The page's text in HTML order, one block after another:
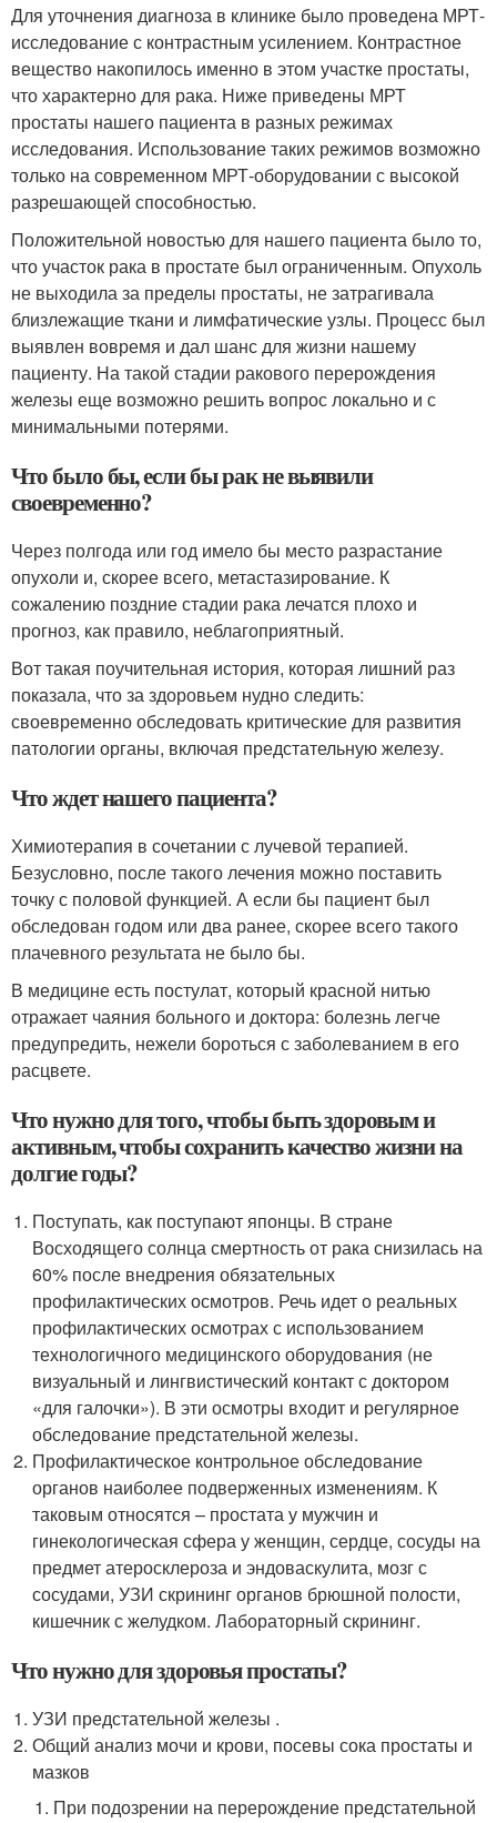
Для уточнения диагноза в клинике было проведена МРТ-
исследование с контрастным усилением. Контрастное
вещество накопилось именно в этом участке простаты,
что характерно для рака. Ниже приведены МРТ
простаты нашего пациента в разных режимах
исследования. Использование таких режимов возможно
только на современном МРТ-оборудовании с высокой
разрешающей способностью.
Положительной новостью для нашего пациента было то,
что участок рака в простате был ограниченным. Опухоль
не выходила за пределы простаты, не затрагивала
близлежащие ткани и лимфатические узлы. Процесс был
выявлен вовремя и дал шанс для жизни нашему
пациенту. На такой стадии ракового перерождения
железы еще возможно решить вопрос локально и с
минимальными потерями.
Что было бы, если бы рак не выявили
своевременно?
Через полгода или год имело бы место разрастание
опухоли и, скорее всего, метастазирование. К
сожалению поздние стадии рака лечатся плохо и
прогноз, как правило, неблагоприятный.
Вот такая поучительная история, которая лишний раз
показала, что за здоровьем нудно следить:
своевременно обследовать критические для развития
патологии органы, включая предстательную железу.
Что ждет нашего пациента?
Химиотерапия в сочетании с лучевой терапией.
Безусловно, после такого лечения можно поставить
точку с половой функцией. А если бы пациент был
обследован годом или два ранее, скорее всего такого
плачевного результата не было бы.
В медицине есть постулат, который красной нитью
отражает чаяния больного и доктора: болезнь легче
предупредить, нежели бороться с заболеванием в его
расцвете.
Что нужно для того, чтобы быть здоровым и
активным, чтобы сохранить качество жизни на
долгие годы?
Поступать, как поступают японцы. В стране
Восходящего солнца смертность от рака снизилась на
60% после внедрения обязательных
профилактических осмотров. Речь идет о реальных
профилактических осмотрах с использованием
технологичного медицинского оборудования (не
визуальный и лингвистический контакт с доктором
«для галочки»). В эти осмотры входит и регулярное
обследование предстательной железы.
Профилактическое контрольное обследование
органов наиболее подверженных изменениям. К
таковым относятся – простата у мужчин и
гинекологическая сфера у женщин, сердце, сосуды на
предмет атеросклероза и эндоваскулита, мозг с
сосудами, УЗИ скрининг органов брюшной полости,
кишечник с желудком. Лабораторный скрининг.
Что нужно для здоровья простаты?
УЗИ предстательной железы .
Общий анализ мочи и крови, посевы сока простаты и
мазков
При подозрении на перерождение предстательной